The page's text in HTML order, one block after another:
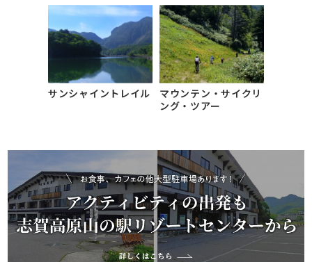
サンシャイントレイル
マウンテン・サイクリ
ング・ツアー